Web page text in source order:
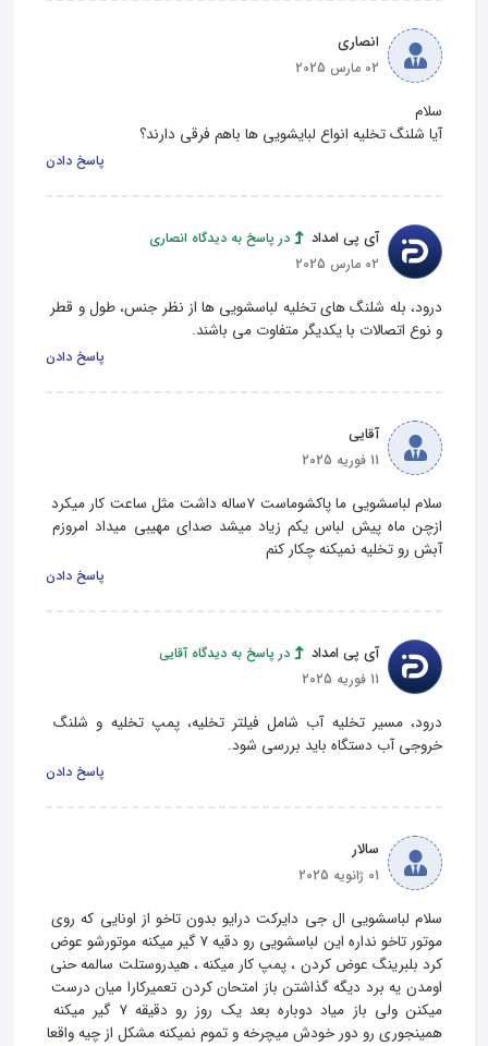
انصاری
02 مارس 2025
آیا شلنگ تخلیه انواع لبایشویی ها باهم فرقی دارند؟
پاسخ دادن
آی پی امداد
در پاسخ به دیدگاه انصاری
02 مارس 2025
درود، بله شلنگ‌ های تخلیه لباسشویی‌ ها از نظر جنس، طول و قطر
و نوع اتصالات با یکدیگر متفاوت می باشند.
پاسخ دادن
آقایی
11 فوریه 2025
سلام لباسشویی ما پاکشوماست ۷ساله داشت مثل ساعت کار میکرد
ازچن ماه پیش لباس یکم زیاد میشد صدای مهیبی میداد امروزم
آبش رو تخلیه نمیکنه چکار کنم
پاسخ دادن
آی پی امداد
در پاسخ به دیدگاه آقایی
11 فوریه 2025
درود، مسیر تخلیه آب شامل فیلتر تخلیه، پمپ تخلیه و شلنگ
خروجی آب دستگاه باید بررسی شود.
پاسخ دادن
سالار
01 ژانویه 2025
سلام لباسشویی ال جی دایرکت درایو بدون تاخو از اونایی که روی
موتور تاخو نداره این لباسشویی رو دقیه ۷ گیر میکنه موتورشو عوض
کرد بلبرینگ عوض کردن ، پمپ کار میکنه ، هیدروستلت سالمه حنی
اومدن یه برد دیگه گذاشتن باز امتحان کردن تعمیرکارا میان درست
میکنن ولی باز میاد دوباره بعد یک روز رو دقیقه ۷ گیر میکنه
همینجوری رو دور خودش میچرخه و تموم نمیکنه مشکل از چیه واقعا